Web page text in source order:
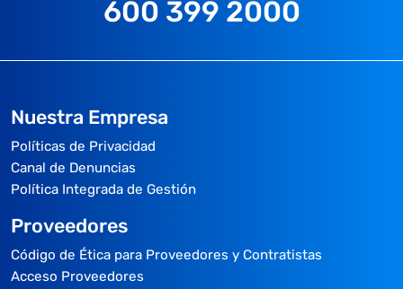
600 399 2000
Nuestra Empresa
Políticas de Privacidad
Canal de Denuncias
Política Integrada de Gestión
Proveedores
Código de Ética para Proveedores y Contratistas
Acceso Proveedores